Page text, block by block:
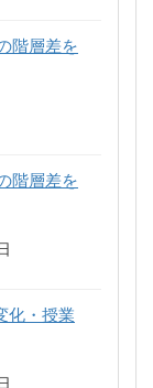
階層差を
階層差を
化・授業